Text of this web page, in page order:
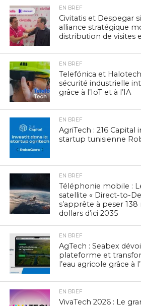
EN BREF
Civitatis et Despegar
alliance stratégique
distribution de visites
EN BREF
Telefónica et
sécurité industrielle
grâce à l’IoT et à l’IA
EN BREF
AgriTech : 216 Capital
startup tunisienne
EN BREF
Téléphonie mobile :
satellite « Direct-to-
s’apprête à peser 138
dollars d’ici 2035
EN BREF
AgTech : Seabex
plateforme et
l’eau agricole grâce à
EN BREF
VivaTech 2026 : Le